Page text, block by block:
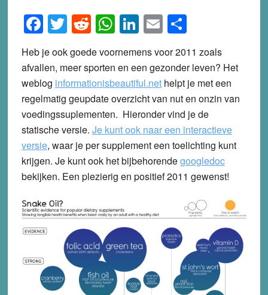
Facebook
Twitter
Reddit
WhatsApp
LinkedIn
EmailShare
Heb je ook goede voornemens voor 2011 zoals
afvallen, meer sporten en een gezonder leven? Het
weblog informationisbeautiful.nethelpt je met een
regelmatig geupdate overzicht van nut en onzin van
voedingssuplementen. Hieronder vind je de
statische versie. Je kunt ook naar een interactieve
versie, waar je per supplement een toelichting kunt
krijgen. Je kunt ook het bijbehorendegoogledoc
bekijken. Een plezierig en positief 2011 gewenst!